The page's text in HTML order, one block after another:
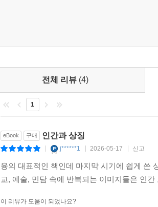
전체 리뷰 (4)
1
eBook 구매 인간과 상징
j******1 2026-05-17 신고
융의 대표적인 책인데 마지막 시기에 쉽게 쓴
교, 예술, 민담 속에 반복되는 이미지들은 인
이 리뷰가 도움이 되었나요?